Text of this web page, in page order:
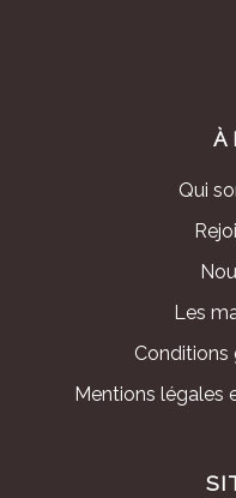
À
Qui
Les
Conditions
Mentions légales